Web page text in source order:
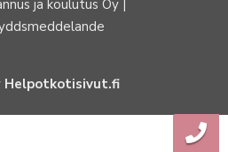
ja koulutus Oy |
Helpotkotisivut.fi